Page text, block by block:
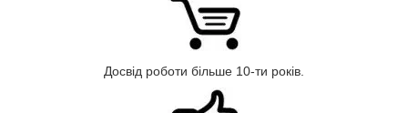
Досвід роботи більше 10-ти років.